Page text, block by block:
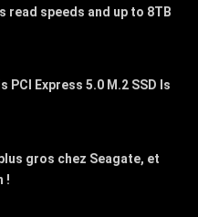
read speeds and up to 8TB
PCI Express 5.0 M.2 SSD Is
gros chez Seagate, et
!